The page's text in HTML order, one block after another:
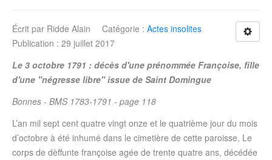
Écrit par Ridde Alain Catégorie : Actes insolites
Publication : 29 juillet 2017
Le 3 octobre 1791 : décès d'une prénommée Françoise, fille
d'une "négresse libre" issue de Saint Domingue
Bonnes - BMS 1783-1791 - page 118
L’an mil sept cent quatre vingt onze et le quatrième jour du mois
d’octobre à été inhumé dans le cimetière de cette paroisse, Le
corps de dèffunte françoise agée de trente quatre ans, décédée